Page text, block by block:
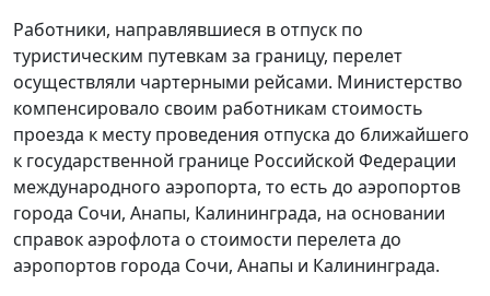
Работники, направлявшиеся в отпуск по
туристическим путевкам за границу, перелет
осуществляли чартерными рейсами. Министерство
компенсировало своим работникам стоимость
проезда к месту проведения отпуска до ближайшего
к государственной границе Российской Федерации
международного аэропорта, то есть до аэропортов
города Сочи, Анапы, Калининграда, на основании
справок аэрофлота о стоимости перелета до
аэропортов города Сочи, Анапы и Калининграда.